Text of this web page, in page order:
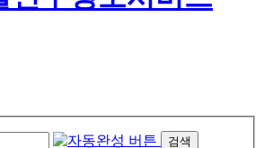
검색